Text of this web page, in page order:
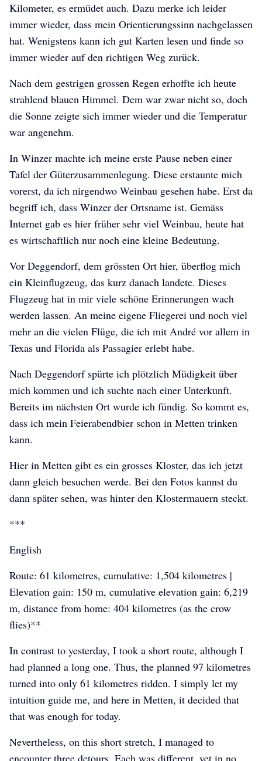
Kilometer, es ermüdet auch. Dazu merke ich leider
immer wieder, dass mein Orientierungssinn nachgelassen
hat. Wenigstens kann ich gut Karten lesen und finde so
immer wieder auf den richtigen Weg zurück.
Nach dem gestrigen grossen Regen erhoffte ich heute
strahlend blauen Himmel. Dem war zwar nicht so, doch
die Sonne zeigte sich immer wieder und die Temperatur
war angenehm.
In Winzer machte ich meine erste Pause neben einer
Tafel der Güterzusammenlegung. Diese erstaunte mich
vorerst, da ich nirgendwo Weinbau gesehen habe. Erst da
begriff ich, dass Winzer der Ortsname ist. Gemäss
Internet gab es hier früher sehr viel Weinbau, heute hat
es wirtschaftlich nur noch eine kleine Bedeutung.
Vor Deggendorf, dem grössten Ort hier, überflog mich
ein Kleinflugzeug, das kurz danach landete. Dieses
Flugzeug hat in mir viele schöne Erinnerungen wach
werden lassen. An meine eigene Fliegerei und noch viel
mehr an die vielen Flüge, die ich mit André vor allem in
Texas und Florida als Passagier erlebt habe.
Nach Deggendorf spürte ich plötzlich Müdigkeit über
mich kommen und ich suchte nach einer Unterkunft.
Bereits im nächsten Ort wurde ich fündig. So kommt es,
dass ich mein Feierabendbier schon in Metten trinken
kann.
Hier in Metten gibt es ein grosses Kloster, das ich jetzt
dann gleich besuchen werde. Bei den Fotos kannst du
dann später sehen, was hinter den Klostermauern steckt.
***
English
Route: 61 kilometres, cumulative: 1,504 kilometres |
Elevation gain: 150 m, cumulative elevation gain: 6,219
m, distance from home: 404 kilometres (as the crow
flies)**
In contrast to yesterday, I took a short route, although I
had planned a long one. Thus, the planned 97 kilometres
turned into only 61 kilometres ridden. I simply let my
intuition guide me, and here in Metten, it decided that
that was enough for today.
Nevertheless, on this short stretch, I managed to